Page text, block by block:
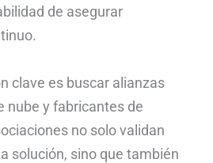
de asegurar
clave es buscar alianzas
nube y fabricantes de
no solo validan
solución, sino que también